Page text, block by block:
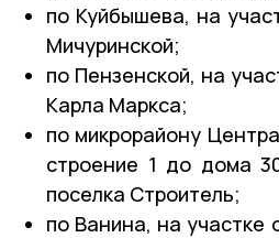
по Куйбышева, на
Мичуринской;
по Пензенской, на
Карла Маркса;
по микрорайону
строение 1 до дома
поселка Строитель;
по Ванина, на